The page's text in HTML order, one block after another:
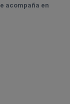
acompaña en